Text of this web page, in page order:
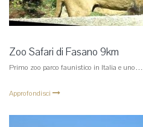
Zoo Safari di Fasano 9km
Primo zoo parco faunistico in Italia e uno…
Approfondisci